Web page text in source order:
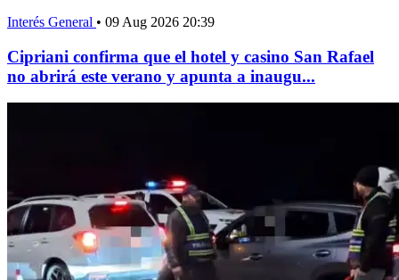
Interés General • 09 Aug 2026 20:39
Cipriani confirma que el hotel y casino San Rafael
no abrirá este verano y apunta a inaugu...